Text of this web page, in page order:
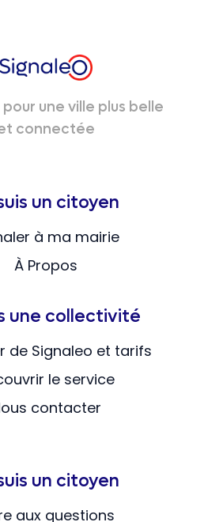
une ville plus belle
connectée
un citoyen
à ma mairie
À Propos
une collectivité
de Signaleo et tarifs
le service
contacter
un citoyen
aux questions